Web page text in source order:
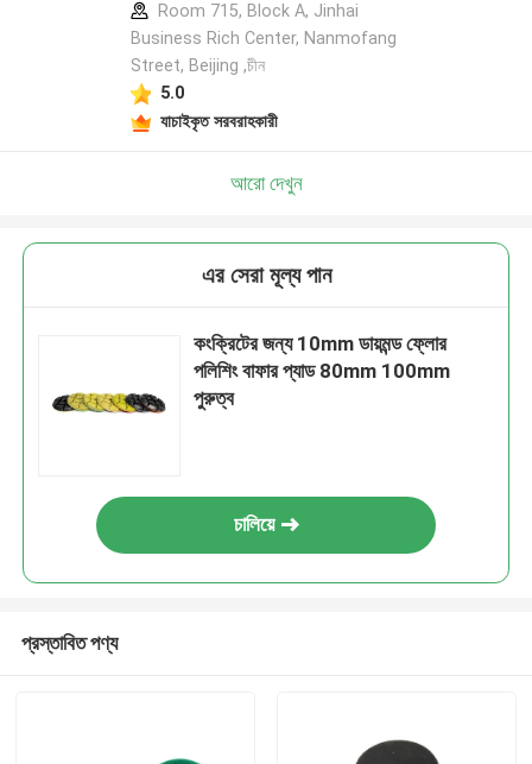
Room 715, Block A, Jinhai
Business Rich Center, Nanmofang
Street, Beijing ,চীন
5.0
যাচাইকৃত সরবরাহকারী
আরো দেখুন
এর সেরা মূল্য পান
কংক্রিটের জন্য 10mm ডায়মন্ড ফ্লোর
পলিশিং বাফার প্যাড 80mm 100mm
পুরুত্ব
চালিয়ে
প্রস্তাবিত পণ্য